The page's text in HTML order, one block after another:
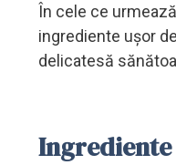
În cele ce
ingrediente ușor
delicatesă
Ingrediente